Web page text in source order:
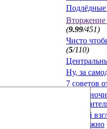
Подлёдные
Вторжение
(9.99/451)
Чисто
(5/110)
Ну, за
7 советов
Белые
Другой
нам нужно